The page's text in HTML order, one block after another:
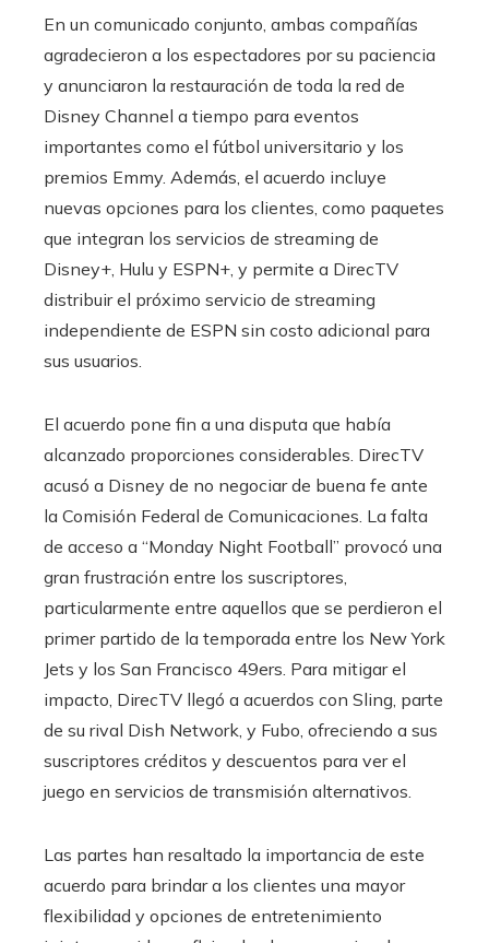
En un comunicado conjunto, ambas compañías
agradecieron a los espectadores por su paciencia
y anunciaron la restauración de toda la red de
Disney Channel a tiempo para eventos
importantes como el fútbol universitario y los
premios Emmy. Además, el acuerdo incluye
nuevas opciones para los clientes, como paquetes
que integran los servicios de streaming de
Disney+, Hulu y ESPN+, y permite a DirecTV
distribuir el próximo servicio de streaming
independiente de ESPN sin costo adicional para
sus usuarios.
El acuerdo pone fin a una disputa que había
alcanzado proporciones considerables. DirecTV
acusó a Disney de no negociar de buena fe ante
la Comisión Federal de Comunicaciones. La falta
de acceso a “Monday Night Football” provocó una
gran frustración entre los suscriptores,
particularmente entre aquellos que se perdieron el
primer partido de la temporada entre los New York
Jets y los San Francisco 49ers. Para mitigar el
impacto, DirecTV llegó a acuerdos con Sling, parte
de su rival Dish Network, y Fubo, ofreciendo a sus
suscriptores créditos y descuentos para ver el
juego en servicios de transmisión alternativos.
Las partes han resaltado la importancia de este
acuerdo para brindar a los clientes una mayor
flexibilidad y opciones de entretenimiento